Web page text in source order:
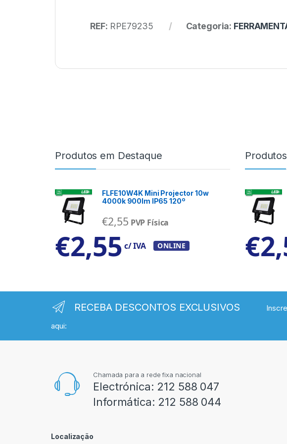
REF: RPE79235 Categoria:
Produtos em Destaque
FLFE10W4K Mini Projector 10w
4000k 900lm IP65 120º
€2,55 PVP Física
€2,55 c/ IVA ONLINE €
RECEBA DESCONTOS EXCLUSIVOS
aqui:
Chamada para a rede fixa nacional
Electrónica: 212 588 047
Informática: 212 588 044
Localização